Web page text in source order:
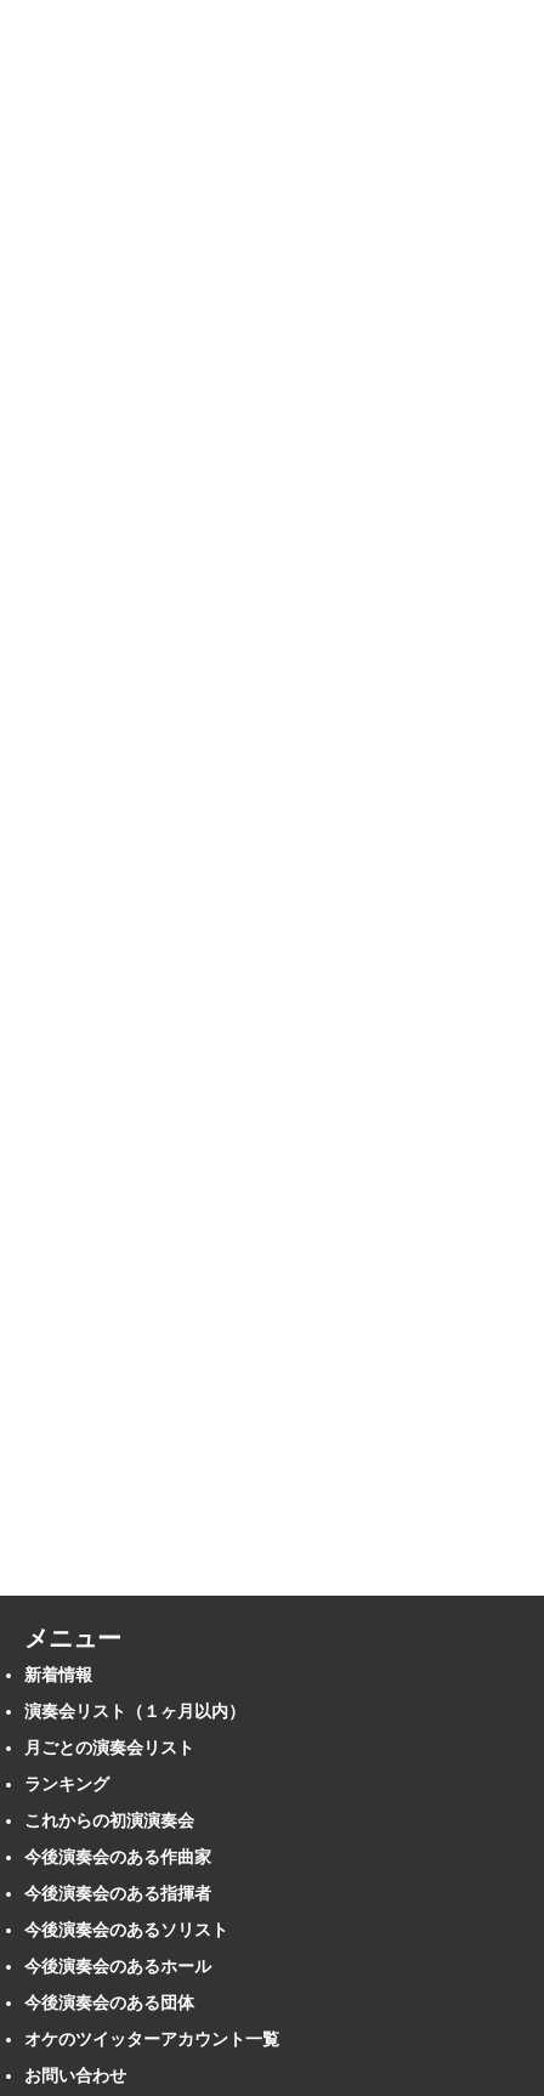
メニュー
新着情報
演奏会リスト（１ヶ月以内）
月ごとの演奏会リスト
ランキング
これからの初演演奏会
今後演奏会のある作曲家
今後演奏会のある指揮者
今後演奏会のあるソリスト
今後演奏会のあるホール
今後演奏会のある団体
オケのツイッターアカウント一覧
お問い合わせ